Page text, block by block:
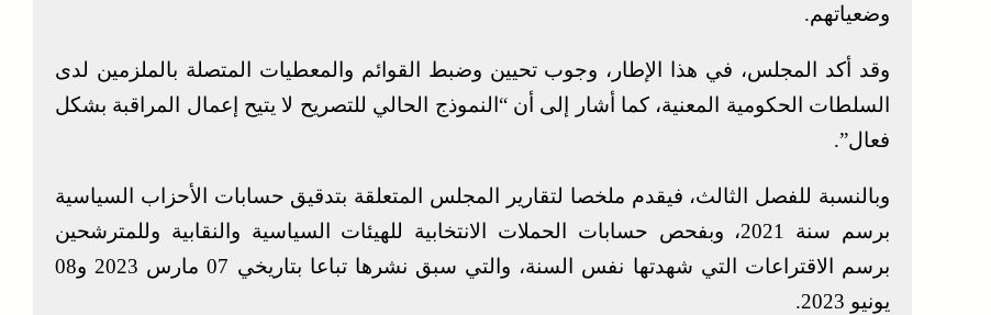
وضعياتهم.
وقد أكد المجلس، في هذا الإطار، وجوب تحيين وضبط القوائم والمعطيات المتصلة بالملزمين لدى
السلطات الحكومية المعنية، كما أشار إلى أن “النموذج الحالي للتصريح لا يتيح إعمال المراقبة بشكل
فعال”.
وبالنسبة للفصل الثالث، فيقدم ملخصا لتقارير المجلس المتعلقة بتدقيق حسابات الأحزاب السياسية
برسم سنة 2021، وبفحص حسابات الحملات الانتخابية للهيئات السياسية والنقابية وللمترشحين
برسم الاقتراعات التي شهدتها نفس السنة، والتي سبق نشرها تباعا بتاريخي 07 مارس 2023 و08
يونيو 2023.